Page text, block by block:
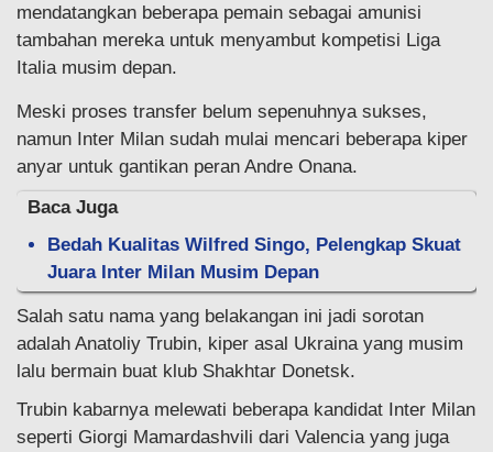
mendatangkan beberapa pemain sebagai amunisi
tambahan mereka untuk menyambut kompetisi Liga
Italia musim depan.
Meski proses transfer belum sepenuhnya sukses,
namun Inter Milan sudah mulai mencari beberapa kiper
anyar untuk gantikan peran Andre Onana.
Baca Juga
Bedah Kualitas Wilfred Singo, Pelengkap Skuat
Juara Inter Milan Musim Depan
Salah satu nama yang belakangan ini jadi sorotan
adalah Anatoliy Trubin, kiper asal Ukraina yang musim
lalu bermain buat klub Shakhtar Donetsk.
Trubin kabarnya melewati beberapa kandidat Inter Milan
seperti Giorgi Mamardashvili dari Valencia yang juga